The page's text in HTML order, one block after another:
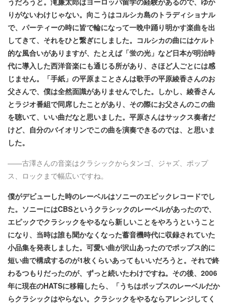
りがないわけじゃない。向こうはコルシカ島のトラディショナル
で、パーティーの時に皆で輪になって一晩中踊り明かす楽曲を出
してきて、それをひと繋ぎにしました。コルシカの曲にはケルト
的な風合いがありますが、たとえば「蛍の光」など日本が明治時
代に導入した西洋音楽にも通じる所があり、さほど人ごとには感
じません。「手紙」の平原まことさんは歌手の平原綾香さんのお
父さんで、僕は全然面識がありませんでした。しかし、綾香さん
とラジオ番組で同席したことがあり、その際にお父さんのこの曲
を聴いて、いい曲だなと思いました。平原さんはサックス奏者だ
けど、自分のバイオリンでこの曲を演奏できるのでは、と思いま
した。
——古澤さんの音楽はクラシックからタンゴ、ジャズ、ポップ
ス、ロックまで幅広いですね。
僕がデビューした時のレーベルはソニーのエピックレコードでし
た。ソニーにはCBSというクラシックのレーベルがあったので、
エピックでクラシックをやるなら新しいことをやろうということ
になり、当時は誰も聞かなくなった蓄音機時代に収録されていた
小品集を発表しました。可愛い曲が沢山あったのでポップス的に
短い曲で構成するのが1枚くらいあってもいいだろうと。それで終
わるつもりだったのが、ずっと続いたわけですね。その後、2006
年に現在のHATSに移籍したら、「うちはポップスのレーベルだか
らクラシックはやらない。クラシックをやるならアレンジしてく